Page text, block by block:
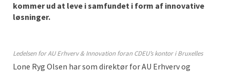
kommer ud at leve i samfundet i form af innovative
løsninger.
Ledelsen for AU Erhverv & Innovation foran CDEU’s kontor i Bruxelles
Lone Ryg Olsen har som direktør for AU Erhverv og